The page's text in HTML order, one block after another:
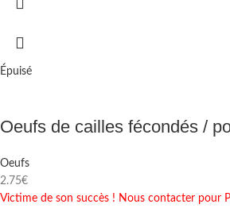
Épuisé
Oeufs de cailles fécondés /
Oeufs
2.75€
Victime de son succès ! Nous contacter pour